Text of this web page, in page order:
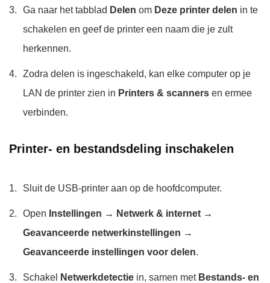
Ga naar het tabblad Delen om Deze printer delen in te
schakelen en geef de printer een naam die je zult
herkennen.
Zodra delen is ingeschakeld, kan elke computer op je
LAN de printer zien in Printers & scanners en ermee
verbinden.
Printer- en bestandsdeling inschakelen
Sluit de USB-printer aan op de hoofdcomputer.
Open Instellingen → Netwerk & internet →
Geavanceerde netwerkinstellingen →
Geavanceerde instellingen voor delen.
Schakel Netwerkdetectie in, samen met Bestands- en